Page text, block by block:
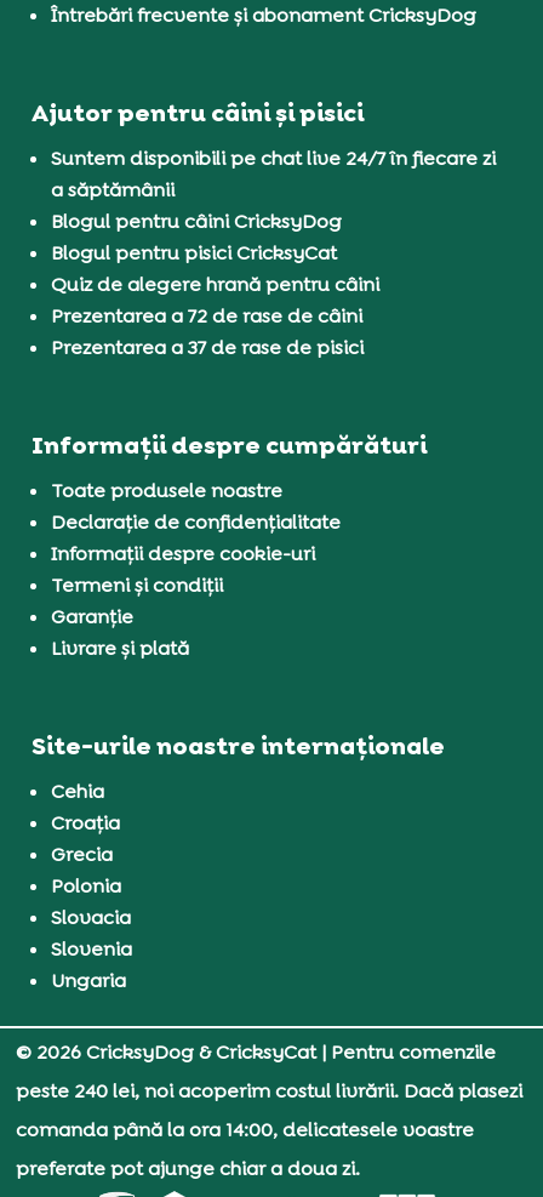
Întrebări frecvente și abonament CricksyDog
Ajutor pentru câini și pisici
Suntem disponibili pe chat live 24/7 în fiecare zi
a săptămânii
Blogul pentru câini CricksyDog
Blogul pentru pisici CricksyCat
Quiz de alegere hrană pentru câini
Prezentarea a 72 de rase de câini
Prezentarea a 37 de rase de pisici
Informații despre cumpărături
Toate produsele noastre
Declarație de confidențialitate
Informații despre cookie-uri
Termeni și condiții
Garanție
Livrare și plată
Site-urile noastre internaționale
Cehia
Croația
Grecia
Polonia
Slovacia
Slovenia
Ungaria
© 2026 CricksyDog & CricksyCat| Pentru comenzile
peste 240 lei, noi acoperim costul livrării. Dacă plasezi
comanda până la ora 14:00, delicatesele voastre
preferate pot ajunge chiar a doua zi.